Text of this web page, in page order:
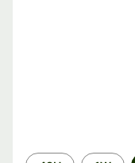
Time